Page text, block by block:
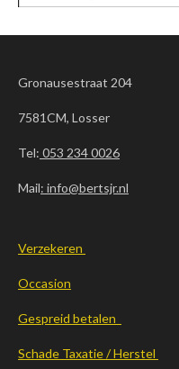
Gronausestraat 204
7581CM, Losser
Tel: 053 234 0026
Mail: info@bertsjr.nl
Verzekeren
Occasion
Gespreid betalen
Schade Taxatie / Herstel